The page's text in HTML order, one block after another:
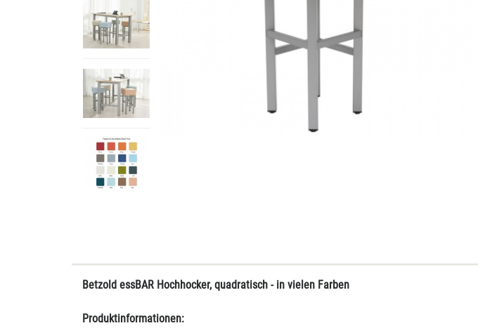
Betzold essBAR Hochhocker, quadratisch - in vielen Farben
Produktinformationen: